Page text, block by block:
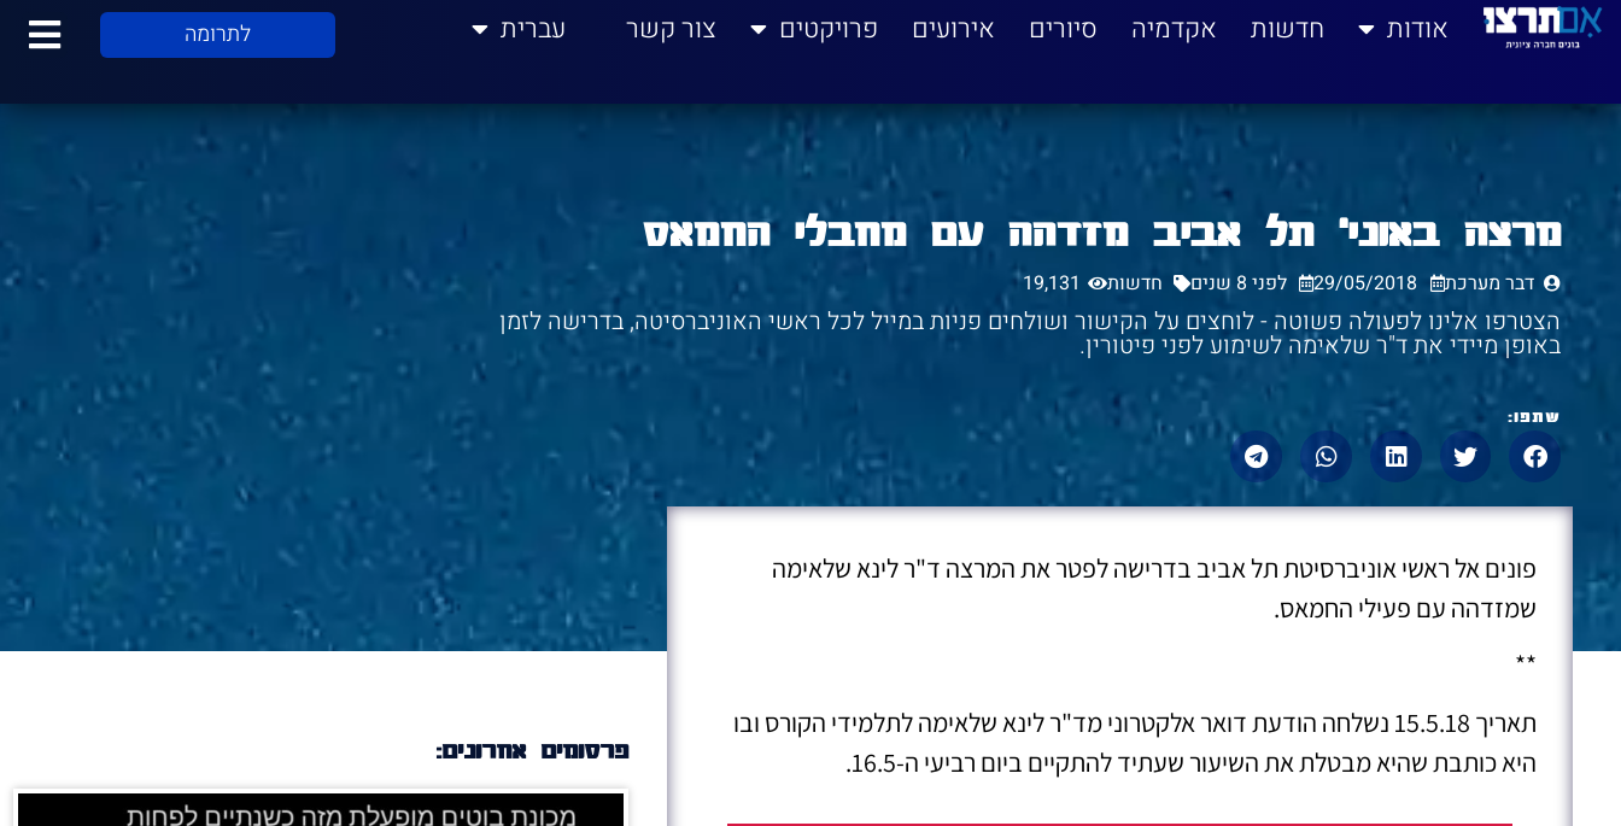
לתוכן אודות חדשות אקדמיה סיורים אירועים פרויקטים צור קשר עברית לתרומה
מרצה באוני' תל אביב מזדהה עם מחבלי החמאס
דבר מערכת 29/05/2018 לפני 8 שנים חדשות 19,131
הצטרפו אלינו לפעולה פשוטה - לוחצים על הקישור ושולחים פניות במייל לכל ראשי האוניברסיטה, בדרישה לזמן
באופן מיידי את ד"ר שלאימה לשימוע לפני פיטורין.
שתפו:
פונים אל ראשי אוניברסיטת תל אביב בדרישה לפטר את המרצה ד"ר לינא שלאימה
שמזדהה עם פעילי החמאס.
**
תאריך 15.5.18 נשלחה הודעת דואר אלקטרוני מד"ר לינא שלאימה לתלמידי הקורס ובו
היא כותבת שהיא מבטלת את השיעור שעתיד להתקיים ביום רביעי ה-16.5.
פרסומים אחרונים: